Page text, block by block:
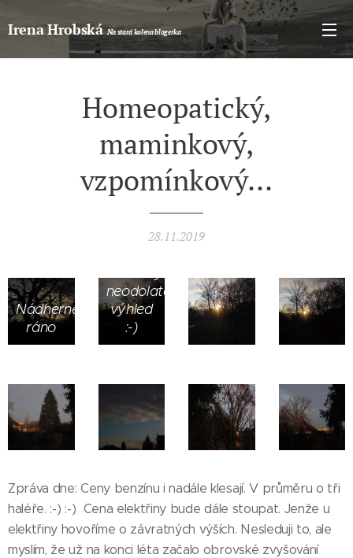
Irena HrobskáNa stará kolena blogerka
Homeopatický,
maminkový,
vzpomínkový...
28.11.2019
Nádherné
ráno
ložnice
neodolatelný
výhled
:-)
Zpráva dne: Ceny benzínu i nadále klesají. V průměru o tři
haléře. :-) :-) Cena elektřiny bude dále stoupat. Jenže u
elektřiny hovoříme o závratných výších. Nesleduji to, ale
myslím, že už na konci léta začalo obrovské zvyšování